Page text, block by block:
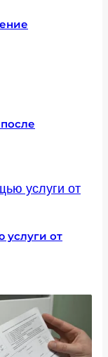
услуги от